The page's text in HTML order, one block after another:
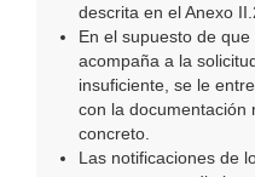
descrita en el Anexo
En el supuesto de
acompaña a la
insuficiente, se le
con la documentación
concreto.
Las notificaciones de